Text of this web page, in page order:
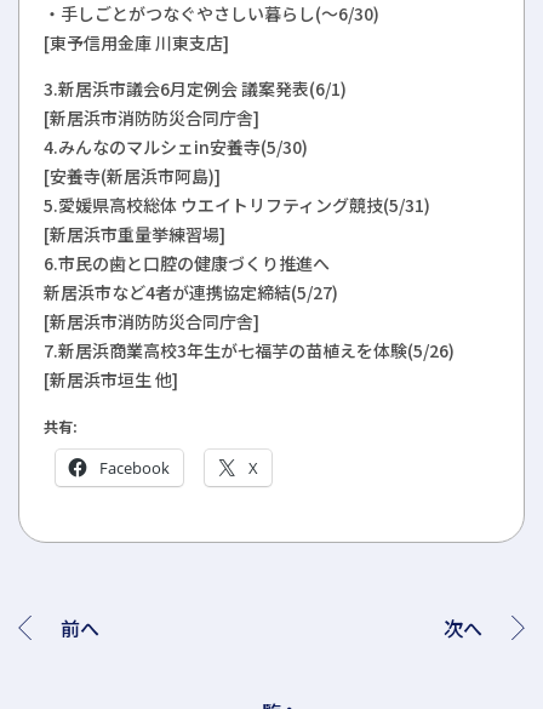
・手しごとがつなぐやさしい暮らし(～6/30)
[東予信用金庫 川東支店]
3.新居浜市議会6月定例会 議案発表(6/1)
[新居浜市消防防災合同庁舎]
4.みんなのマルシェin安養寺(5/30)
[安養寺(新居浜市阿島)]
5.愛媛県高校総体 ウエイトリフティング競技(5/31)
[新居浜市重量挙練習場]
6.市民の歯と口腔の健康づくり推進へ
新居浜市など4者が連携協定締結(5/27)
[新居浜市消防防災合同庁舎]
7.新居浜商業高校3年生が七福芋の苗植えを体験(5/26)
[新居浜市垣生 他]
共有:
Facebook X
前へ 次へ